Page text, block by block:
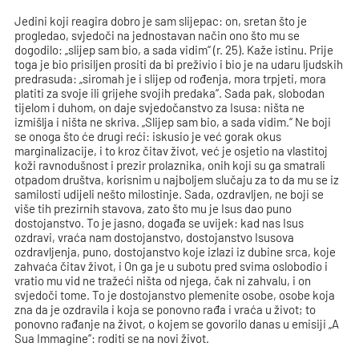
Jedini koji reagira dobro je sam slijepac: on, sretan što je
progledao, svjedoči na jednostavan način ono što mu se
dogodilo: „slijep sam bio, a sada vidim“ (r. 25). Kaže istinu. Prije
toga je bio prisiljen prositi da bi preživio i bio je na udaru ljudskih
predrasuda: „siromah je i slijep od rođenja, mora trpjeti, mora
platiti za svoje ili grijehe svojih predaka“. Sada pak, slobodan
tijelom i duhom, on daje svjedočanstvo za Isusa: ništa ne
izmišlja i ništa ne skriva. „Slijep sam bio, a sada vidim.“ Ne boji
se onoga što će drugi reći: iskusio je već gorak okus
marginalizacije, i to kroz čitav život, već je osjetio na vlastitoj
koži ravnodušnost i prezir prolaznika, onih koji su ga smatrali
otpadom društva, korisnim u najboljem slučaju za to da mu se iz
samilosti udijeli nešto milostinje. Sada, ozdravljen, ne boji se
više tih prezirnih stavova, zato što mu je Isus dao puno
dostojanstvo. To je jasno, događa se uvijek: kad nas Isus
ozdravi, vraća nam dostojanstvo, dostojanstvo Isusova
ozdravljenja, puno, dostojanstvo koje izlazi iz dubine srca, koje
zahvaća čitav život, i On ga je u subotu pred svima oslobodio i
vratio mu vid ne tražeći ništa od njega, čak ni zahvalu, i on
svjedoči tome. To je dostojanstvo plemenite osobe, osobe koja
zna da je ozdravila i koja se ponovno rađa i vraća u život; to
ponovno rađanje na život, o kojem se govorilo danas u emisiji „A
Sua Immagine“: roditi se na novi život.